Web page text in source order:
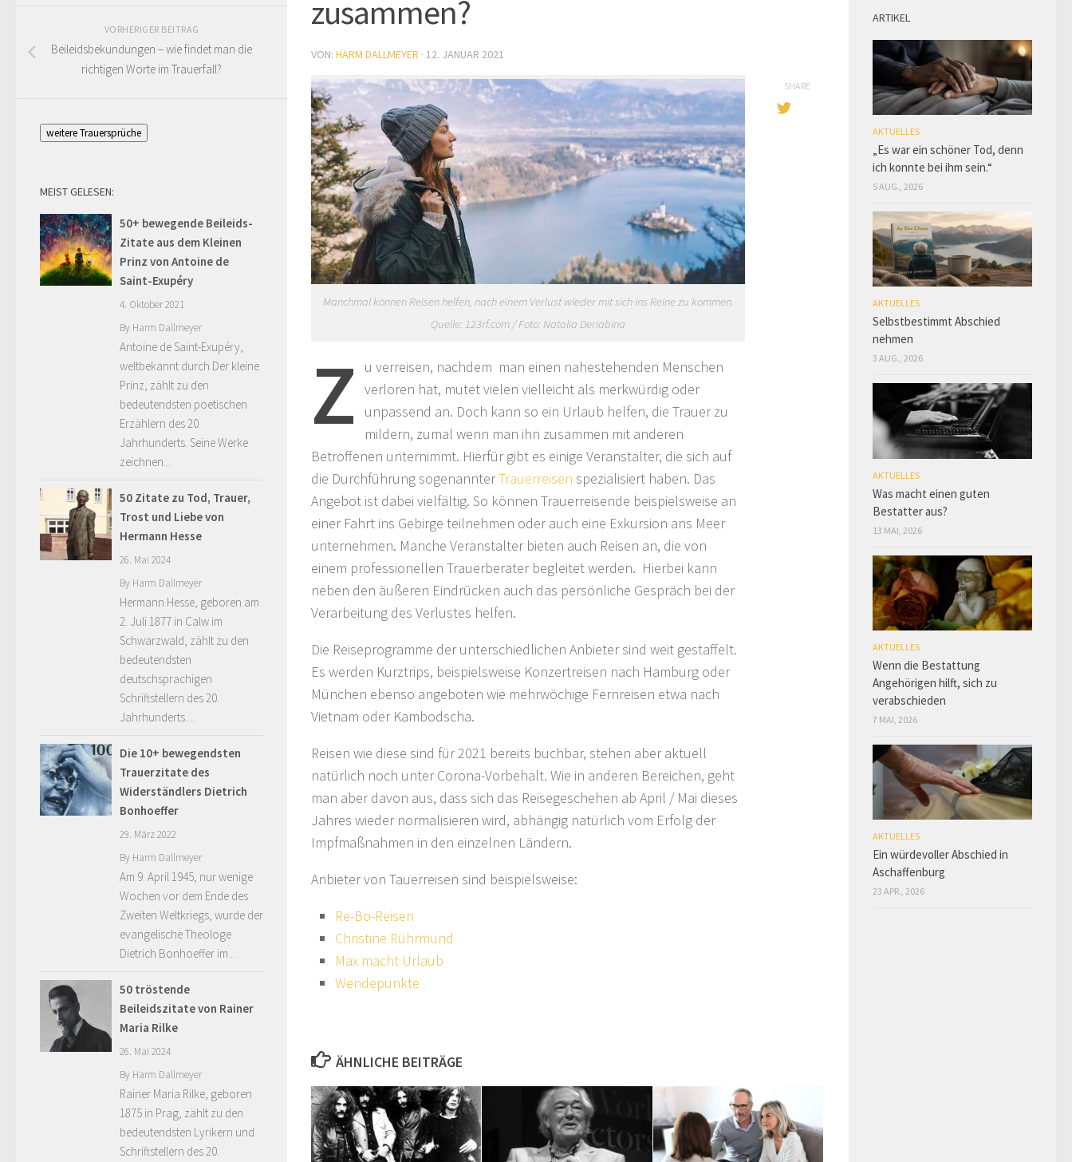
zusammen?
VON: HARM DALLMEYER · 12. JANUAR 2021
Manchmal können Reisen helfen, nach einem Verlust wieder mit sich ins Reine zu kommen.
Quelle: 123rf.com / Foto: Natalia Deriabina
Z
u verreisen, nachdem man einen nahestehenden Menschen
verloren hat, mutet vielen vielleicht als merkwürdig oder
unpassend an. Doch kann so ein Urlaub helfen, die Trauer zu
mildern, zumal wenn man ihn zusammen mit anderen
Betroffenen unternimmt. Hierfür gibt es einige Veranstalter, die sich auf
die Durchführung sogenannterTrauerreisen spezialisiert haben. Das
Angebot ist dabei vielfältig. So können Trauerreisende beispielsweise an
einer Fahrt ins Gebirge teilnehmen oder auch eine Exkursion ans Meer
unternehmen. Manche Veranstalter bieten auch Reisen an, die von
einem professionellen Trauerberater begleitet werden. Hierbei kann
neben den äußeren Eindrücken auch das persönliche Gespräch bei der
Verarbeitung des Verlustes helfen.
Die Reiseprogramme der unterschiedlichen Anbieter sind weit gestaffelt.
Es werden Kurztrips, beispielsweise Konzertreisen nach Hamburg oder
München ebenso angeboten wie mehrwöchige Fernreisen etwa nach
Vietnam oder Kambodscha.
Reisen wie diese sind für 2021 bereits buchbar, stehen aber aktuell
natürlich noch unter Corona-Vorbehalt. Wie in anderen Bereichen, geht
man aber davon aus, dass sich das Reisegeschehen ab April / Mai dieses
Jahres wieder normalisieren wird, abhängig natürlich vom Erfolg der
Impfmaßnahmen in den einzelnen Ländern.
Anbieter von Tauerreisen sind beispielsweise:
Re-Bo-Reisen
Christine Rührmund
Max macht Urlaub
Wendepunkte
SHARE
ÄHNLICHE BEITRÄGE
VORHERIGER BEITRAG
Beileidsbekundungen – wie findet man die
richtigen Worte im Trauerfall?
weitere Trauersprüche
MEIST GELESEN:
50+ bewegende Beileids-
Zitate aus dem Kleinen
Prinz von Antoine de
Saint-Exupéry
4. Oktober 2021
By Harm Dallmeyer
Antoine de Saint-Exupéry,
weltbekannt durch Der kleine
Prinz, zählt zu den
bedeutendsten poetischen
Erzählern des 20.
Jahrhunderts. Seine Werke
zeichnen...
50 Zitate zu Tod, Trauer,
Trost und Liebe von
Hermann Hesse
26. Mai 2024
By Harm Dallmeyer
Hermann Hesse, geboren am
2. Juli 1877 in Calw im
Schwarzwald, zählt zu den
bedeutendsten
deutschsprachigen
Schriftstellern des 20.
Jahrhunderts....
Die 10+ bewegendsten
Trauerzitate des
Widerständlers Dietrich
Bonhoeffer
29. März 2022
By Harm Dallmeyer
Am 9. April 1945, nur wenige
Wochen vor dem Ende des
Zweiten Weltkriegs, wurde der
evangelische Theologe
Dietrich Bonhoeffer im...
50 tröstende
Beileidszitate von Rainer
Maria Rilke
26. Mai 2024
By Harm Dallmeyer
Rainer Maria Rilke, geboren
1875 in Prag, zählt zu den
bedeutendsten Lyrikern und
Schriftstellern des 20.
ARTIKEL
AKTUELLES
„Es war ein schöner Tod, denn
ich konnte bei ihm sein.“
5 AUG., 2026
AKTUELLES
Selbstbestimmt Abschied
nehmen
3 AUG., 2026
AKTUELLES
Was macht einen guten
Bestatter aus?
13 MAI, 2026
AKTUELLES
Wenn die Bestattung
Angehörigen hilft, sich zu
verabschieden
7 MAI, 2026
AKTUELLES
Ein würdevoller Abschied in
Aschaffenburg
23 APR., 2026